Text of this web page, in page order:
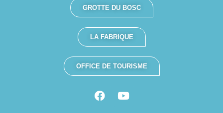
GROTTE DU BOSC
LA FABRIQUE
OFFICE DE TOURISME